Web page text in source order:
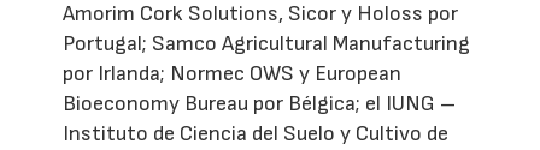
Amorim Cork Solutions, Sicor y Holoss por
Portugal; Samco Agricultural Manufacturing
por Irlanda; Normec OWS y European
Bioeconomy Bureau por Bélgica; el IUNG –
Instituto de Ciencia del Suelo y Cultivo de